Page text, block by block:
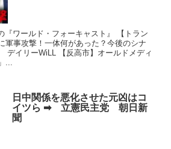
ワールド・フォーキャスト』 【トラン
軍事攻撃！一体何があった？今後のシナ
デイリーWiLL 【反高市】オールドメディ
...
日中関係を悪化させた元凶はコ
イツら ➡ 立憲民主党 朝日新
聞